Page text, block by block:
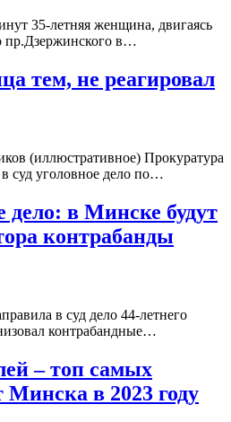
35-летняя женщина, двигаясь
пр.Дзержинского в…
тем, не реагировал
(иллюстративное) Прокуратура
суд уголовное дело по…
дело: в Минске будут
контрабанды
в суд дело 44-летнего
контрабандные…
– топ самых
Минска в 2023 году